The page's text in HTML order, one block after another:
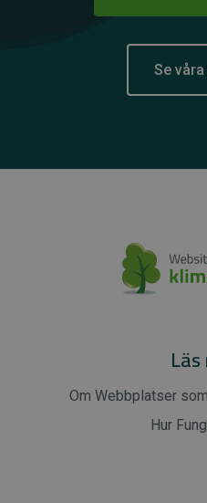
Se
Om Webbplatser
Hur